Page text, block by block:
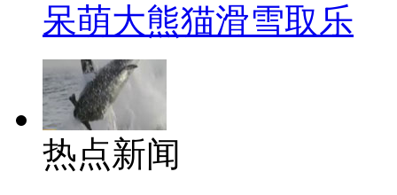
呆萌大熊猫滑雪取乐
热点新闻